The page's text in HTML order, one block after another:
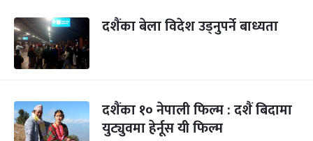
दशैंका बेला विदेश उड्नुपर्ने बाध्यता
दशैंका १० नेपाली फिल्म : दशैं बिदामा
युट्युवमा हेर्नूस यी फिल्म